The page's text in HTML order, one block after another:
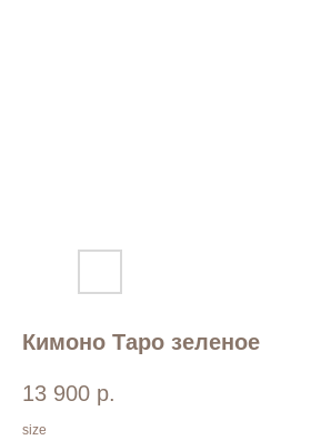
Кимоно Таро зеленое
13 900 р.
size